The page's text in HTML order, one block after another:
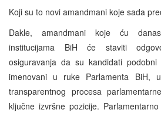
Koji su to novi amandmani koje sada
Dakle, amandmani koje ću
institucijama BiH će staviti
osiguravanja da su kandidati
imenovani u ruke Parlamenta BiH,
transparentnog procesa
ključne izvršne pozicije.